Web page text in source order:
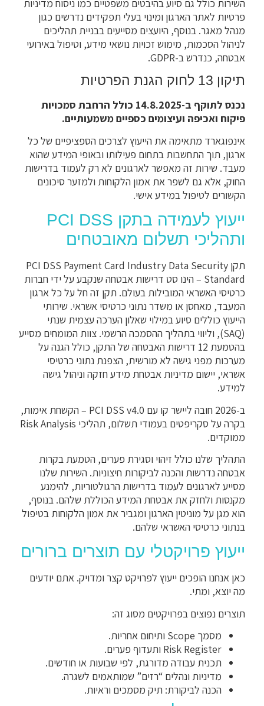
השירות כולל גם סיוע בהיבטים משפטיים כמו ניסוח מדיניות
פרטיות לאתר הארגון ומינוי בעלי תפקידים נדרשים כגון
מנהל מאגר. בנוסף, היועצים מסייעים בבניית תהליכים
לניהול הסכמות, מימוש זכויות נושאי מידע, וטיפול באירועי
אבטחה, כנדרש ב-GDPR.
תיקון 13 לחוק הגנת הפרטיות
נכנס לתוקף ב-14.8.2025 כולל הרחבת סמכויות
פיקוח ואכיפה ועיצומים כספיים משמעותיים.
אינפוגארד מתאימה את הייעוץ לצרכים הספציפיים של כל
ארגון, תוך התחשבות בתחום פעילותו ובאופי המידע שהוא
מעבד. שירות זה מאפשר לארגונים לא רק לעמוד בדרישות
החוק, אלא גם לשפר את אמון הלקוחות ולמזער סיכונים
הקשורים לטיפול במידע אישי.
ייעוץ לעמידה בתקן PCI DSS
ותהליכי תשלום מאובטחים
תקן PCI DSS Payment Card Industry Data Security
Standard – הינו סט דרישות אבטחה שנקבע על ידי חברות
כרטיסי האשראי המובילות בעולם. תקן זה חל על כל ארגון
המעבד, מאחסן או משדר נתוני כרטיסי אשראי. שירותי
הייעוץ כוללים סיוע במילוי שאלון הערכה עצמית שנתי
(SAQ), וליווי בתהליך ההסמכה הרשמי. צוות המומחים מסייע
בהטמעת 12 דרישות האבטחה של התקן, כולל הגנה על
מערכות מפני גישה לא מורשית, הצפנת נתוני כרטיסי
אשראי, יישום מדיניות אבטחת מידע חזקה וניהול גישה
למידע.
ב-2026 חובה ליישר קו עם PCI DSS v4.0 – הקשחת אימות,
בקרה על סקריפטים בעמודי תשלום, תהליכי Risk Analysis
ממוקדים.
התהליך שלנו כולל זיהוי וסגירת פערים, הטמעת בקרות
אבטחה נדרשות והכנה לביקורות חיצוניות. השירות שלנו
מסייע לארגונים לעמוד בדרישות הרגולטוריות, להימנע
מקנסות ולחזק את אבטחת המידע הכוללת שלהם. בנוסף,
הוא מגן על מוניטין הארגון ומגביר את אמון הלקוחות בטיפול
בנתוני כרטיסי האשראי שלהם.
ייעוץ פרויקטלי עם תוצרים ברורים
כאן אנחנו הופכים ייעוץ לפרויקט קצר ומדויק. אתם יודעים
מה יוצא, ומתי.
תוצרים נפוצים בפרויקטים מסוג זה:
מסמך Scope ותיחום אחריות.
Risk Register ותעדוף פערים.
תכנית עבודה מדורגת, לפי שבועות או חודשים.
מדיניות ונהלים “רזים” שמותאמים לשגרה.
הכנה לביקורת: תיק מסמכים וראיות.